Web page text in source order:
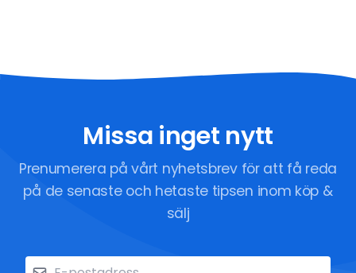
Missa inget nytt
Prenumerera på vårt nyhetsbrev för att få reda
på de senaste och hetaste tipsen inom köp &
sälj